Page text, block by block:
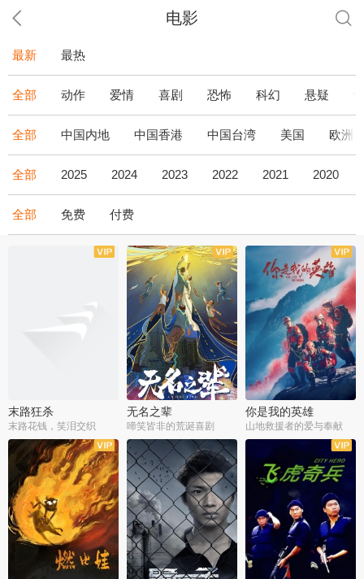
电影
最新 最热
全部 动作 爱情 喜剧 恐怖 科幻 悬疑
全部 中国内地 中国香港 中国台湾 美国 欧洲
全部 2025 2024 2023 2022 2021 2020
全部 免费 付费
末路狂杀
末路花钱，笑泪交织
无名之辈
啼笑皆非的荒诞喜剧
你是我的英雄
山地救援者的爱与奉献